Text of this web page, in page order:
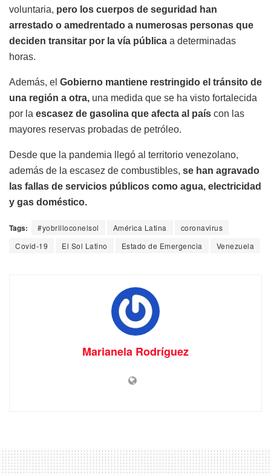
voluntaria, pero los cuerpos de seguridad han
arrestado o amedrentado a numerosas personas que
deciden transitar por la vía pública a determinadas
horas.
Además, el Gobierno mantiene restringido el tránsito de
una región a otra, una medida que se ha visto fortalecida
por la escasez de gasolina que afecta al país con las
mayores reservas probadas de petróleo.
Desde que la pandemia llegó al territorio venezolano,
además de la escasez de combustibles, se han agravado
las fallas de servicios públicos como agua, electricidad
y gas doméstico.
Tags: #yobrilloconelsol América Latina
coronavirus
Covid-19
El Sol Latino Estado de Emergencia Venezuela
Marianela Rodríguez